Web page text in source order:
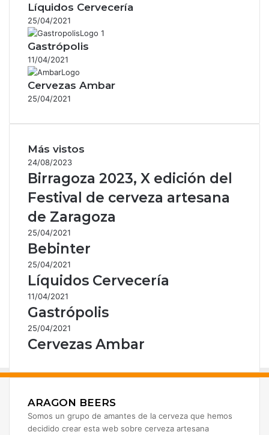
Líquidos Cervecería
25/04/2021
Gastrópolis
11/04/2021
Cervezas Ambar
25/04/2021
Más vistos
24/08/2023
Birragoza 2023, X edición del
Festival de cerveza artesana
de Zaragoza
25/04/2021
Bebinter
25/04/2021
Líquidos Cervecería
11/04/2021
Gastrópolis
25/04/2021
Cervezas Ambar
ARAGON BEERS
Somos un grupo de amantes de la cerveza que hemos
decidido crear esta web sobre cerveza artesana